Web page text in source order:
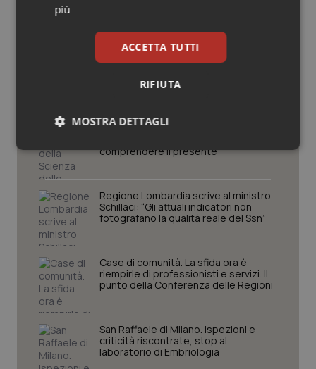
Tumori gastrointestinali
Ulcera & Reflusso
Potrebbe interessarti in
Provincia Autonoma di
Settimana della Scienza dello
comprendere il presente
Regione Lombardia scrive al ministro
Schillaci: “Gli attuali indicatori non
fotografano la qualità reale del Ssn”
Case di comunità. La sfida ora è
riempirle di professionisti e servizi. Il
punto della Conferenza delle Regioni
San Raffaele di Milano. Ispezioni e
criticità riscontrate, stop al
laboratorio di Embriologia
più
ACCETTA TUTTI
RIFIUTA
MOSTRA DETTAGLI
Necessari Statistici Marketing
Necessari Statistici Marketing
I cookie necessari contribuiscono a rendere fruibile il
sito web abilitandone funzionalità di base quali la
navigazione sulle pagine e l'accesso alle aree
protette del sito. Il sito web non è in grado di
Nome
Fornitore/
VISITOR_PRIVACY_METADATA